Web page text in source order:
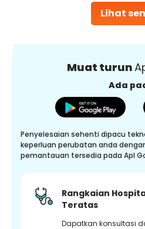
Lihat
Muat turun
Ada
Penyelesaian sehenti dipacu
keperluan perubatan anda
pemantauan tersedia pada Apl
Rangkaian
Teratas
Dapatkan konsultasi